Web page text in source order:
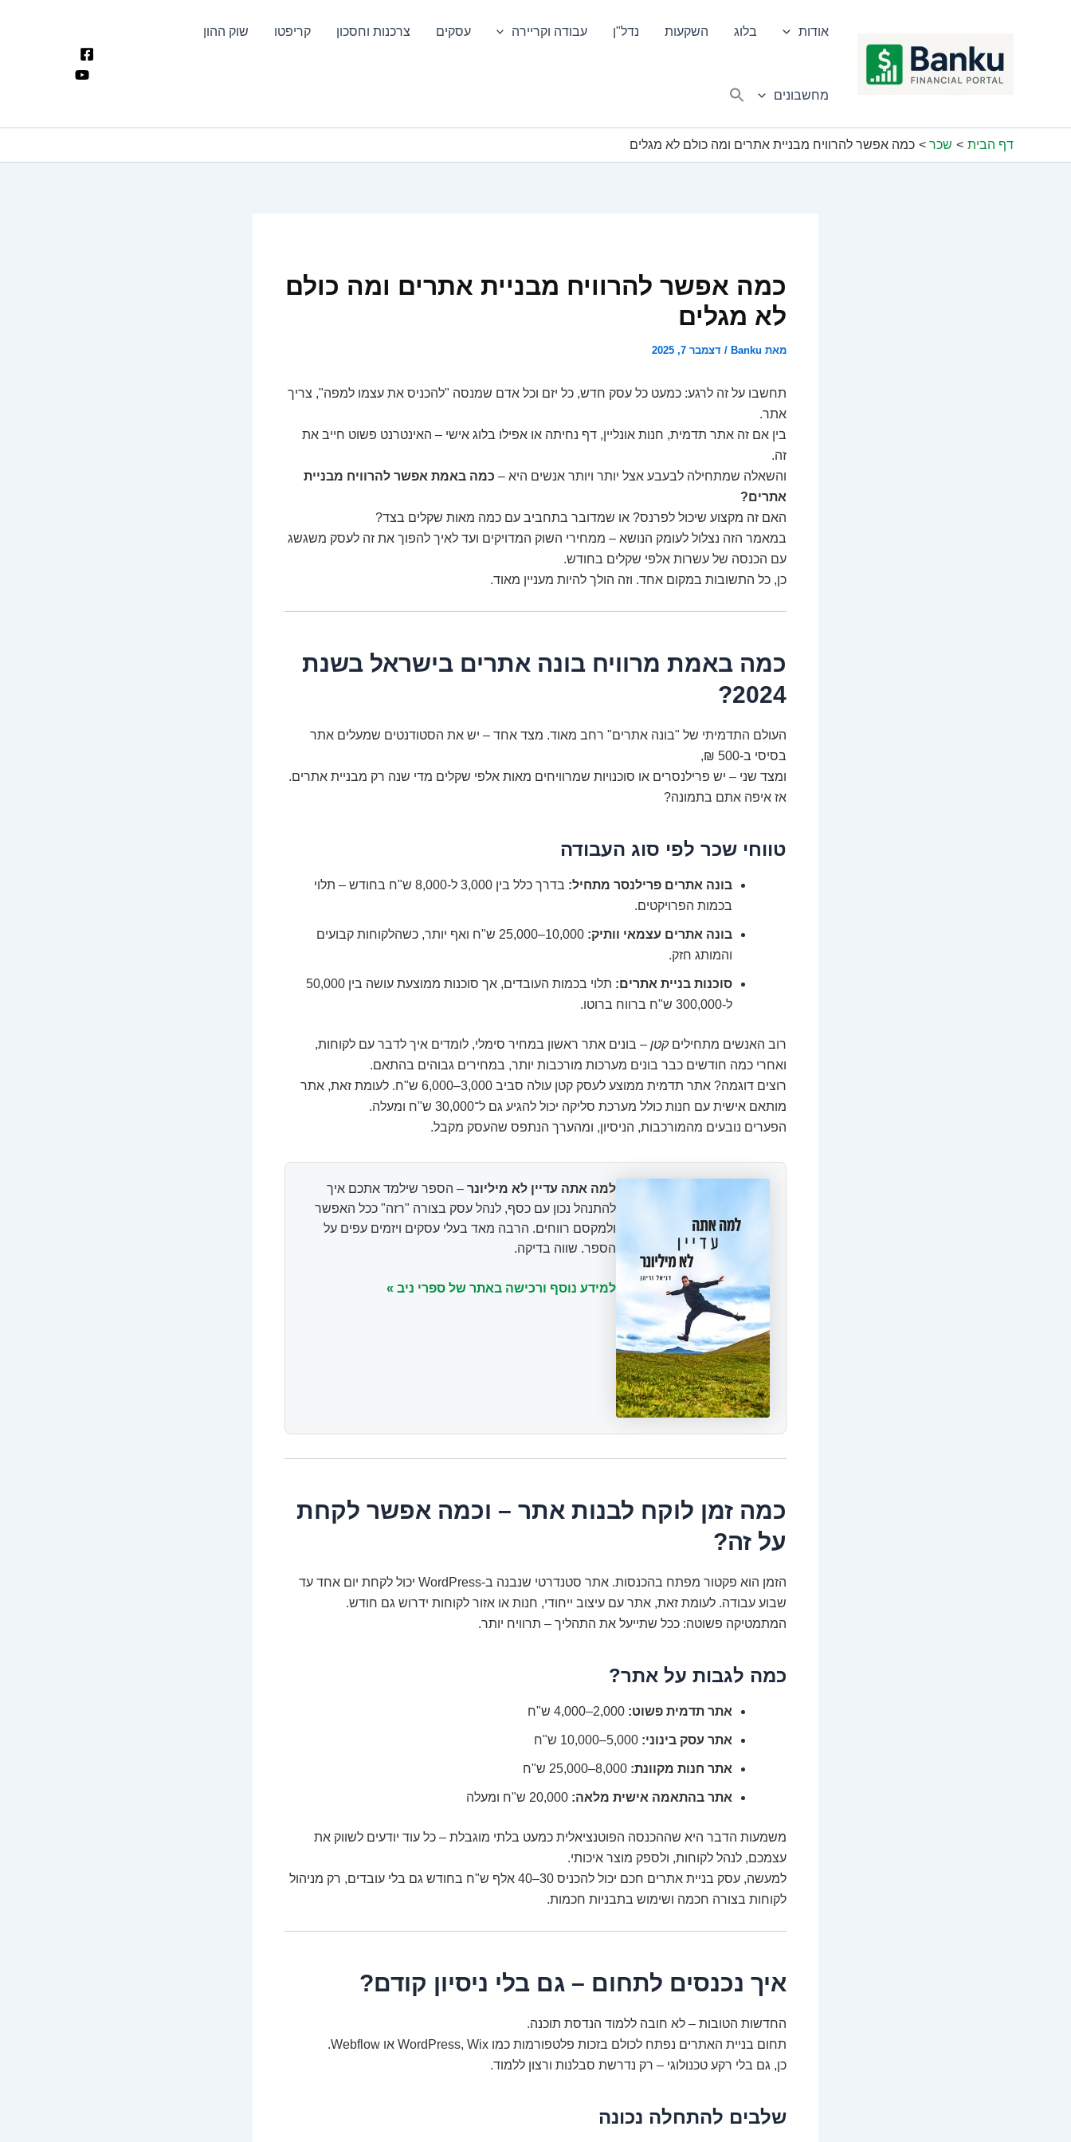
אודות בלוג השקעות נדל"ן עבודה וקריירה עסקים צרכנות וחסכון קריפטו שוק ההון
מחשבונים
דף הבית שכר כמה אפשר להרוויח מבניית אתרים ומה כולם לא מגלים
כמה אפשר להרוויח מבניית אתרים ומה כולם
לא מגלים
מאת Banku
/ דצמבר 7, 2025
תחשבו על זה לרגע: כמעט כל עסק חדש, כל יזם וכל אדם שמנסה "להכניס את עצמו למפה", צריך
אתר.
בין אם זה אתר תדמית, חנות אונליין, דף נחיתה או אפילו בלוג אישי – האינטרנט פשוט חייב את
זה.
והשאלה שמתחילה לבעבע אצל יותר ויותר אנשים היא – כמה באמת אפשר להרוויח מבניית
אתרים?
האם זה מקצוע שיכול לפרנס? או שמדובר בתחביב עם כמה מאות שקלים בצד?
במאמר הזה נצלול לעומק הנושא – ממחירי השוק המדויקים ועד לאיך להפוך את זה לעסק משגשג
עם הכנסה של עשרות אלפי שקלים בחודש.
כן, כל התשובות במקום אחד. וזה הולך להיות מעניין מאוד.
כמה באמת מרוויח בונה אתרים בישראל בשנת
2024?
העולם התדמיתי של "בונה אתרים" רחב מאוד. מצד אחד – יש את הסטודנטים שמעלים אתר
בסיסי ב-500 ₪,
ומצד שני – יש פרילנסרים או סוכנויות שמרוויחים מאות אלפי שקלים מדי שנה רק מבניית אתרים.
אז איפה אתם בתמונה?
טווחי שכר לפי סוג העבודה
בונה אתרים פרילנסר מתחיל:
בדרך כלל בין 3,000 ל-8,000 ש"ח בחודש – תלוי
בכמות הפרויקטים.
בונה אתרים עצמאי וותיק:
10,000–25,000 ש"ח ואף יותר, כשהלקוחות קבועים
והמותג חזק.
סוכנות בניית אתרים:
תלוי בכמות העובדים, אך סוכנות ממוצעת עושה בין 50,000
ל-300,000 ש"ח ברווח ברוטו.
רוב האנשים מתחילים קטן – בונים אתר ראשון במחיר סימלי, לומדים איך לדבר עם לקוחות,
ואחרי כמה חודשים כבר בונים מערכות מורכבות יותר, במחירים גבוהים בהתאם.
רוצים דוגמה? אתר תדמית ממוצע לעסק קטן עולה סביב 3,000–6,000 ש"ח. לעומת זאת, אתר
מותאם אישית עם חנות כולל מערכת סליקה יכול להגיע גם ל־30,000 ש"ח ומעלה.
הפערים נובעים מהמורכבות, הניסיון, ומהערך הנתפס שהעסק מקבל.
למה אתה עדיין לא מיליונר – הספר שילמד אתכם איך
להתנהל נכון עם כסף, לנהל עסק בצורה "רזה" ככל האפשר
ולמקסם רווחים. הרבה מאד בעלי עסקים ויזמים עפים על
הספר. שווה בדיקה.
למידע נוסף ורכישה באתר של ספרי ניב »
כמה זמן לוקח לבנות אתר – וכמה אפשר לקחת
על זה?
הזמן הוא פקטור מפתח בהכנסות. אתר סטנדרטי שנבנה ב-WordPress יכול לקחת יום אחד עד
שבוע עבודה. לעומת זאת, אתר עם עיצוב ייחודי, חנות או אזור לקוחות ידרוש גם חודש.
המתמטיקה פשוטה: ככל שתייעל את התהליך – תרוויח יותר.
כמה לגבות על אתר?
אתר תדמית פשוט:
אתר עסק בינוני:
אתר חנות מקוונת:
אתר בהתאמה אישית מלאה:
משמעות הדבר היא שההכנסה הפוטנציאלית כמעט בלתי מוגבלת – כל עוד יודעים לשווק את
עצמכם, לנהל לקוחות, ולספק מוצר איכותי.
למעשה, עסק בניית אתרים חכם יכול להכניס 30–40 אלף ש"ח בחודש גם בלי עובדים, רק מניהול
לקוחות בצורה חכמה ושימוש בתבניות חכמות.
איך נכנסים לתחום – גם בלי ניסיון קודם?
החדשות הטובות – לא חובה ללמוד הנדסת תוכנה.
תחום בניית האתרים נפתח לכולם בזכות פלטפורמות כמו WordPress, Wix או Webflow.
כן, גם בלי רקע טכנולוגי – רק נדרשת סבלנות ורצון ללמוד.
שלבים להתחלה נכונה